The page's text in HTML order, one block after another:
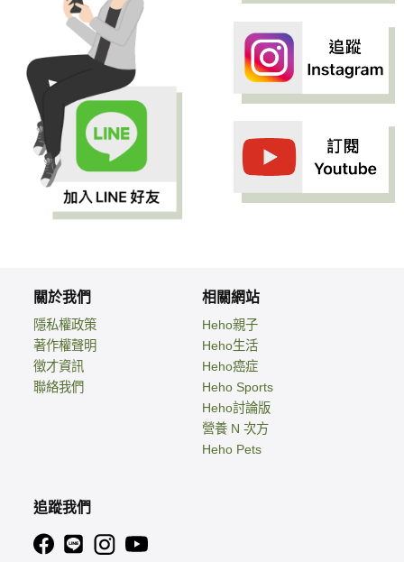
關於我們
隱私權政策
著作權聲明
徵才資訊
聯絡我們
相關網站
Heho親子
Heho生活
Heho癌症
Heho Sports
Heho討論版
營養 N 次方
Heho Pets
追蹤我們